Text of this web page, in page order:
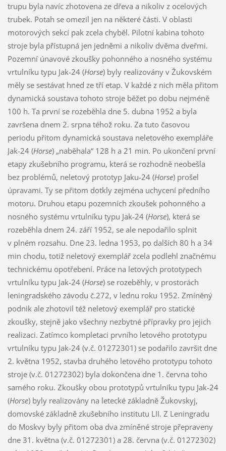
trupu byla navíc zhotovena ze dřeva a nikoliv z ocelových
trubek. Potah se omezil jen na některé části. V oblasti
motorových sekcí pak zcela chyběl. Pilotní kabina tohoto
stroje byla přístupná jen jedněmi a nikoliv dvěma dveřmi.
Pozemní únavové zkoušky pohonného a nosného systému
vrtulníku typu Jak-24 (Horse) byly realizovány v Žukovském
měly se sestávat hned ze tří etap. V každé z nich měla přitom
dynamická soustava tohoto stroje běžet po dobu nejméně
100 h. Ta první se rozeběhla dne 5. dubna 1952 a byla
završena dnem 2. srpna téhož roku. Za tuto časovou
periodu přitom dynamická soustava neletového exempláře
Jak-24 (Horse) „naběhala“ 128 h a 21 min. Po ukončení první
etapy zkušebního programu, která se rozhodně neobešla
bez problémů, neletový prototyp Jaku-24 (Horse) prošel
úpravami. Ty se přitom dotkly zejména uchycení předního
motoru. Druhou etapu pozemních zkoušek pohonného a
nosného systému vrtulníku typu Jak-24 (Horse), která se
rozeběhla dnem 24. září 1952, se ale nepodařilo splnit
v plném rozsahu. Dne 23. ledna 1953, po dalších 80 h a 34
min chodu, totiž neletový exemplář zcela podlehl značnému
technickému opotřebení. Práce na letových prototypech
vrtulníku typu Jak-24 (Horse) se rozeběhly, v prostorách
leningradského závodu č.272, v lednu roku 1952. Zmíněný
podnik ale zhotovil též neletový exemplář pro statické
zkoušky, stejně jako všechny nezbytné přípravky pro jejich
realizaci. Zatímco kompletaci prvního letového prototypu
vrtulníku typu Jak-24 (v.č. 01272301) se podařilo završit dne
2. května 1952, stavba druhého letového prototypu tohoto
stroje (v.č. 01272302) byla dokončena dne 1. června toho
samého roku. Zkoušky obou prototypů vrtulníku typu Jak-24
(Horse) byly realizovány na letecké základně Žukovskyj,
domovské základně zkušebního institutu LII. Z Leningradu
do Moskvy byly přitom oba dva zmíněné stroje přepraveny
dne 31. května (v.č. 01272301) a 28. června (v.č. 01272302)